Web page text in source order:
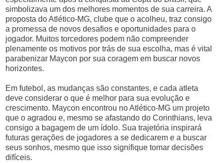
simbolizava um dos melhores momentos de sua carreira. A
proposta do Atlético-MG, clube que o acolheu, traz consigo
a promessa de novos desafios e oportunidades para o
jogador. Muitos torcedores podem não compreender
plenamente os motivos por trás de sua escolha, mas é vital
parabenizar Maycon por sua coragem em buscar novos
horizontes.
Em futebol, as mudanças são constantes, e cada atleta
deve considerar o que é melhor para sua evolução e
crescimento. Maycon encontrou no Atlético-MG um projeto
que o agradou e, mesmo se afastando do Corinthians, leva
consigo a bagagem de um ídolo. Sua trajetória inspirará
futuras gerações de jogadores a se dedicarem e a buscar
seus sonhos, mesmo que isso signifique tomar decisões
difíceis.